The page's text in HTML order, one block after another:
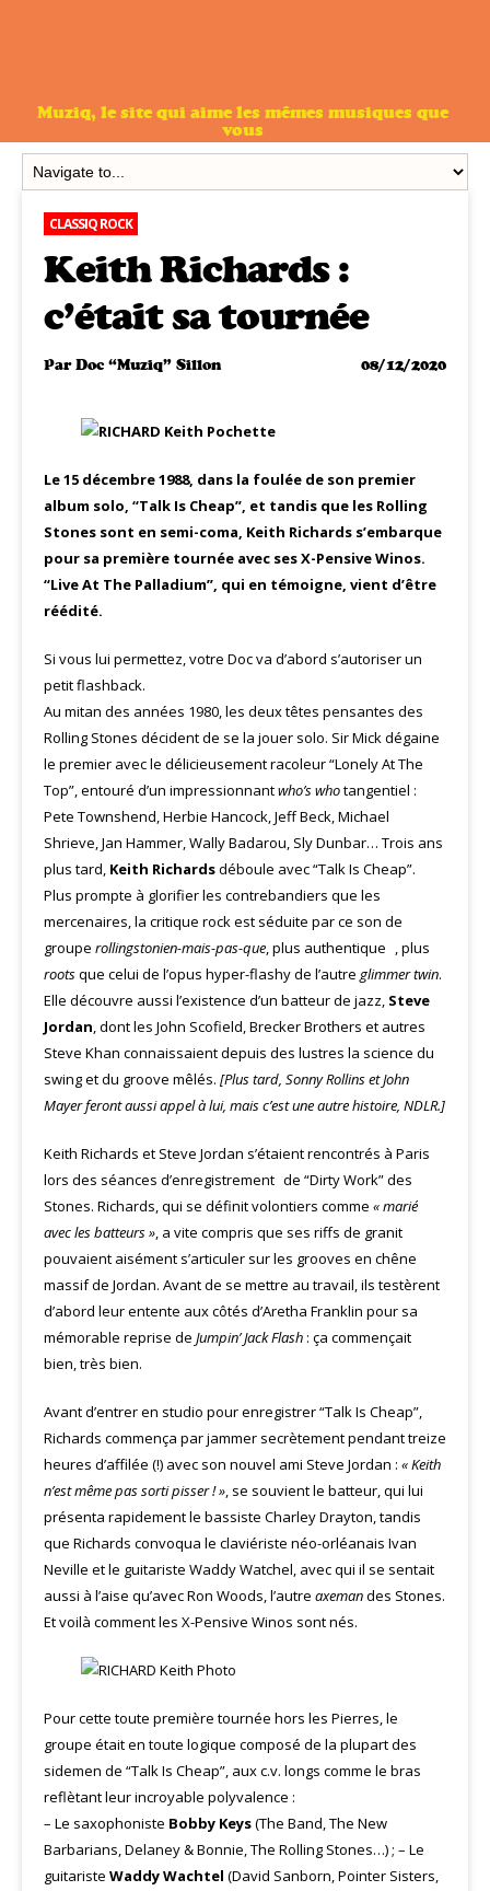
Muziq, le site qui aime les mêmes musiques que
vous
CLASSIQ ROCK
Keith Richards :
c’était sa tournée
ParDoc “Muziq” Sillon 08/12/2020
Le 15 décembre 1988, dans la foulée de son premier
album solo, “Talk Is Cheap”, et tandis que les Rolling
Stones sont en semi-coma, Keith Richards s’embarque
pour sa première tournée avec ses X-Pensive Winos.
“Live At The Palladium”, qui en témoigne, vient d’être
réédité.
Si vous lui permettez, votre Doc va d’abord s’autoriser un
petit flashback.
Au mitan des années 1980, les deux têtes pensantes des
Rolling Stones décident de se la jouer solo. Sir Mick dégaine
le premier avec le délicieusement racoleur “Lonely At The
Top”, entouré d’un impressionnantwho’s whotangentiel :
Pete Townshend, Herbie Hancock, Jeff Beck, Michael
Shrieve, Jan Hammer, Wally Badarou, Sly Dunbar… Trois ans
plus tard, Keith Richardsdéboule avec “Talk Is Cheap”.
Plus prompte à glorifier les contrebandiers que les
mercenaires, la critique rock est séduite par ce son de
groupe rollingstonien-mais-pas-que, plus authentique , plus
rootsque celui de l’opus hyper-flashy de l’autre glimmer twin.
Elle découvre aussi l’existence d’un batteur de jazz, Steve
Jordan, dont les John Scofield, Brecker Brothers et autres
Steve Khan connaissaient depuis des lustres la science du
swing et du groove mêlés. [Plus tard, Sonny Rollins et John
Mayer feront aussi appel à lui, mais c’est une autre histoire, NDLR.]
Keith Richards et Steve Jordan s’étaient rencontrés à Paris
lors des séances d’enregistrement de “Dirty Work” des
Stones. Richards, qui se définit volontiers comme « marié
avec les batteurs », a vite compris que ses riffs de granit
pouvaient aisément s’articuler sur les grooves en chêne
massif de Jordan. Avant de se mettre au travail, ils testèrent
d’abord leur entente aux côtés d’Aretha Franklin pour sa
mémorable reprise de Jumpin’ Jack Flash : ça commençait
bien, très bien.
Avant d’entrer en studio pour enregistrer “Talk Is Cheap”,
Richards commença par jammer secrètement pendant treize
heures d’affilée (!) avec son nouvel ami Steve Jordan : « Keith
n’est même pas sorti pisser ! », se souvient le batteur, qui lui
présenta rapidement le bassiste Charley Drayton, tandis
que Richards convoqua le claviériste néo-orléanais Ivan
Neville et le guitariste Waddy Watchel, avec qui il se sentait
aussi à l’aise qu’avec Ron Woods, l’autre axemandes Stones.
Et voilà comment les X-Pensive Winos sont nés.
Pour cette toute première tournée hors les Pierres, le
groupe était en toute logique composé de la plupart des
sidemen de “Talk Is Cheap”, aux c.v. longs comme le bras
reflètant leur incroyable polyvalence :
– Le saxophoniste Bobby Keys(The Band, The New
Barbarians, Delaney & Bonnie, The Rolling Stones…) ; – Le
guitariste Waddy Wachtel (David Sanborn, Pointer Sisters,